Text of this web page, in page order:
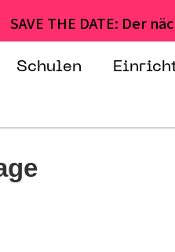
SAVE THE DATE: Der
Schulen